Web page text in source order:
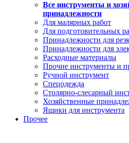
Все инструменты и
принадлежности
Для малярных работ
Для подготовительных
Принадлежности для
Принадлежности для
Расходные материалы
Прочие инструменты и
Ручной инструмент
Спецодежда
Столярно-слесарный
Хозяйственные
Ящики для инструмента
Прочее